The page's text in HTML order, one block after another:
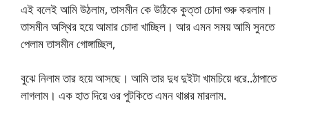
এই বলেই আমি উঠলাম, তাসমীন কে উঠিকে কুত্তা চোদা শুরু করলাম।
তাসমীন অস্থির হয়ে আমার চোদা খাচ্ছিল। আর এমন সময় আমি সুনতে
পেলাম তাসমীন গোঙ্গাচ্ছিল,
বুঝে নিলাম তার হয়ে আসছে। আমি তার দুধ দুইটা খামচিয়ে ধরে..ঠাপাতে
লাগলাম। এক হাত দিয়ে ওর পুটকিতে এমন থাপ্পর মারলাম.